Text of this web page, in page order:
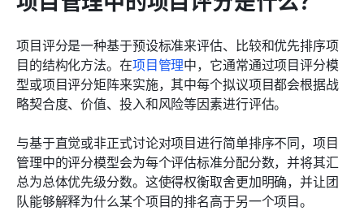
项目评分是一种基于预设标准来评估、比较和优先排序项
目的结构化方法。在项目管理中，它通常通过项目评分模
型或项目评分矩阵来实施，其中每个拟议项目都会根据战
略契合度、价值、投入和风险等因素进行评估。
与基于直觉或非正式讨论对项目进行简单排序不同，项目
管理中的评分模型会为每个评估标准分配分数，并将其汇
总为总体优先级分数。这使得权衡取舍更加明确，并让团
队能够解释为什么某个项目的排名高于另一个项目。